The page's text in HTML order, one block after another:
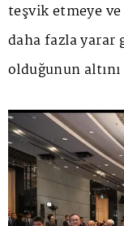
teşvik etmeye
daha fazla yarar
olduğunun